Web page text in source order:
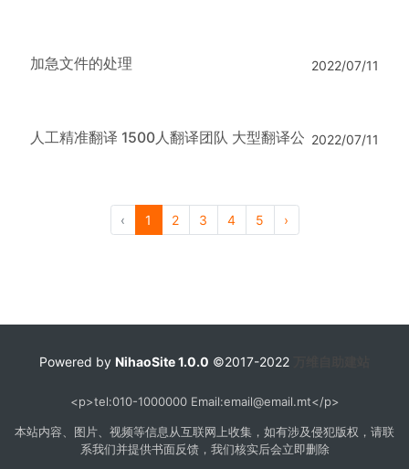
加急文件的处理 2022/07/11
人工精准翻译 1500人翻译团队 大型翻译公司2022/07/11
‹ 1 2 3 4 5 ›
Powered by NihaoSite 1.0.0 ©2017-2022
<p>tel:010-1000000 Email:email@email.mt</p>
本站内容、图片、视频等信息从互联网上收集，如有涉及侵犯版权，请联
系我们并提供书面反馈，我们核实后会立即删除